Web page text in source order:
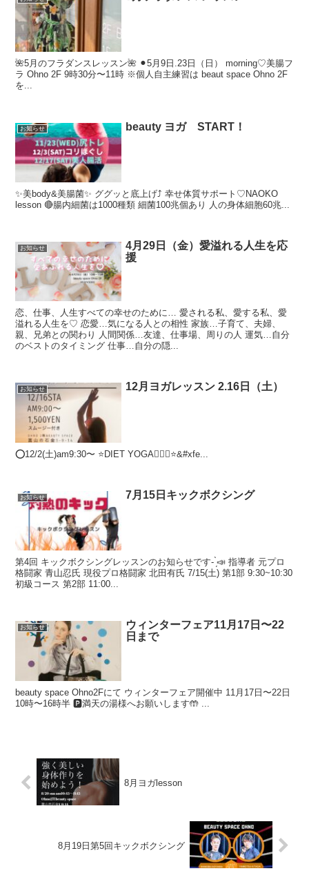
🌺5月のフラダンスレッスン🌺 ⚫︎5月9日.23日（日） morning♡美腸フ
ラ Ohno 2F 9時30分〜11時 ※個人自主練習は beaut space Ohno 2F
を...
お知らせ beauty ヨガ START！
✨美body&美腸菌✨ ググッと底上げ⤴︎ 幸せ体質サポート♡NAOKO
lesson 🔴腸内細菌は1000種類 細菌100兆個あり 人の身体細胞60兆...
お知らせ
4月29日（金）愛溢れる人生を応
援
恋、仕事、人生すべての幸せのために… 愛される私、愛する私、愛
溢れる人生を♡ 恋愛…気になる人との相性 家族…子育て、夫婦、
親、兄弟との関わり 人間関係…友達、仕事場、周りの人 運気…自分
のベストのタイミング 仕事…自分の隠...
お知らせ 12月ヨガレッスン 2.16日（土）
⭕️12/2(土)am9:30〜 ⭐️DIET YOGA🧘🏾‍♀️⭐&#xfe...
お知らせ 7月15日キックボクシング
第4回 キックボクシングレッスンのお知らせです- ̗̀📣 指導者 元プロ
格闘家 青山忍氏 現役プロ格闘家 北田有氏 7/15(土) 第1部 9:30~10:30
初級コース 第2部 11:00...
お知らせ
ウィンターフェア11月17日〜22
日まで
beauty space Ohno2Fにて ウィンターフェア開催中 11月17日〜22日
10時〜16時半 🅿️満天の湯様へお願いします🤲 ...
8月ヨガlesson
8月19日第5回キックボクシング